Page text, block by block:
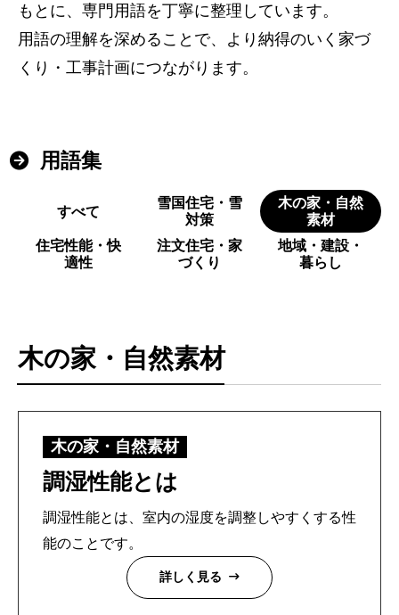
トップページ
もとに、専門用語を丁寧に整理しています。
用語の理解を深めることで、より納得のいく家づ
くり・工事計画につながります。
用語集
すべて
雪国住宅・雪
対策
木の家・自然
素材
住宅性能・快
適性
注文住宅・家
づくり
地域・建設・
暮らし
木の家・自然素材
木の家・自然素材
調湿性能とは
調湿性能とは、室内の湿度を調整しやすくする性
能のことです。
詳しく見る